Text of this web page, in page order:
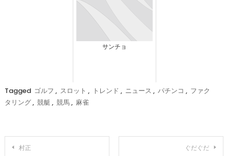
サンチョ
Tagged ゴルフ , スロット , トレンド , ニュース , パチンコ , ファク
タリング, 競艇 , 競馬, 麻雀
投村正 ぐだぐだ